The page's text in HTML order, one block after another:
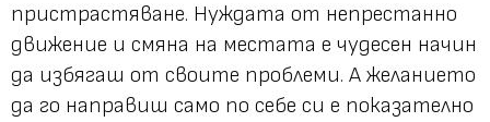
пристрастяване. Нуждата от непрестанно
движение и смяна на местата е чудесен начин
да избягаш от своите проблеми. А желанието
да го направиш само по себе си е показателно